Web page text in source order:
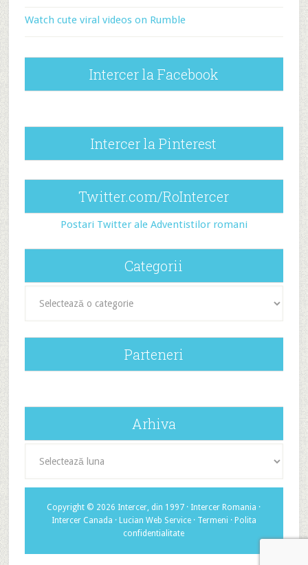
Watch cute viral videos on Rumble
Intercer la Facebook
Intercer la Pinterest
Twitter.com/RoIntercer
Postari Twitter ale Adventistilor romani
Categorii
Parteneri
Arhiva
Copyright © 2026 Intercer, din 1997 · Intercer Romania ·
Intercer Canada · Lucian Web Service· Termeni · Polita
confidentialitate